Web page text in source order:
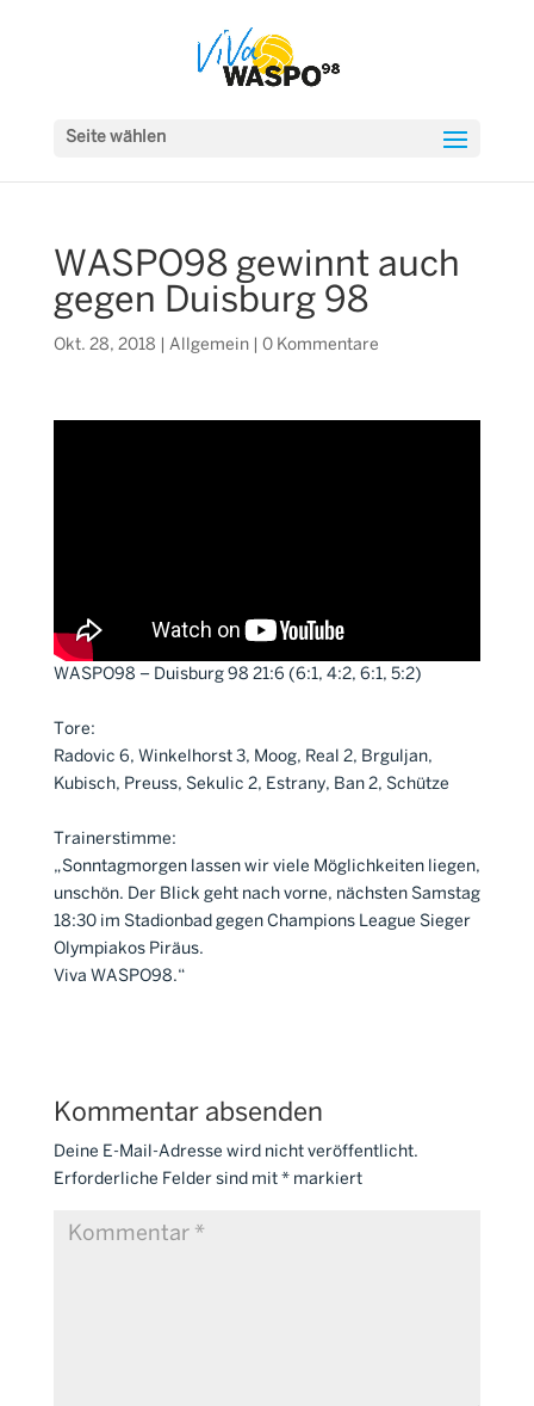
Seite wählen
WASPO98 gewinnt auch
gegen Duisburg 98
Okt. 28, 2018 Allgemein| 0 Kommentare
WASPO98 – Duisburg 98 21:6 (6:1, 4:2, 6:1, 5:2)
Tore:
Radovic 6, Winkelhorst 3, Moog, Real 2, Brguljan,
Kubisch, Preuss, Sekulic 2, Estrany, Ban 2, Schütze
Trainerstimme:
„Sonntagmorgen lassen wir viele Möglichkeiten liegen,
unschön. Der Blick geht nach vorne, nächsten Samstag
18:30 im Stadionbad gegen Champions League Sieger
Olympiakos Piräus.
Viva WASPO98.“
Kommentar absenden
Deine E-Mail-Adresse wird nicht veröffentlicht.
Erforderliche Felder sind mit *markiert